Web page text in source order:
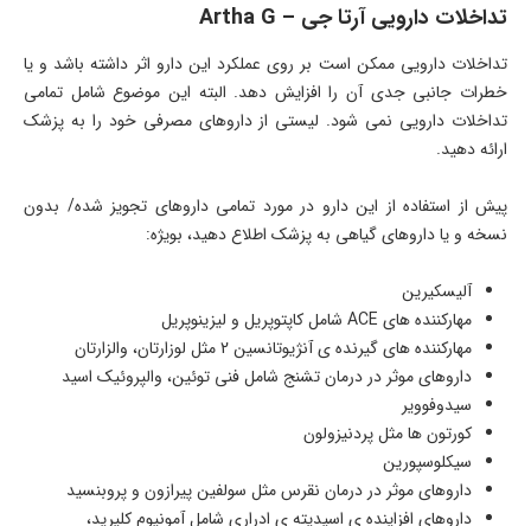
تداخلات دارویی آرتا جی – Artha G
تداخلات دارویی ممکن است بر روی عملکرد این دارو اثر داشته باشد و یا
خطرات جانبی جدی آن را افزایش دهد. البته این موضوع شامل تمامی
تداخلات دارویی نمی شود. لیستی از داروهای مصرفی خود را به پزشک
ارائه دهید.
پیش از استفاده از این دارو در مورد تمامی داروهای تجویز شده/ بدون
نسخه و یا داروهای گیاهی به پزشک اطلاع دهید، بویژه:
آلیسکیرین
مهارکننده های ACE شامل کاپتوپریل و لیزینوپریل
مهارکننده های گیرنده ی آنژیوتانسین 2 مثل لوزارتان، والزارتان
داروهای موثر در درمان تشنج شامل فنی توئین، والپروئیک اسید
سیدوفوویر
کورتون ها مثل پردنیزولون
سیکلوسپورین
داروهای موثر در درمان نقرس مثل سولفین پیرازون و پروبنسید
داروهای افزاینده ی اسیدیته ی ادراری شامل آمونیوم کلیرید،